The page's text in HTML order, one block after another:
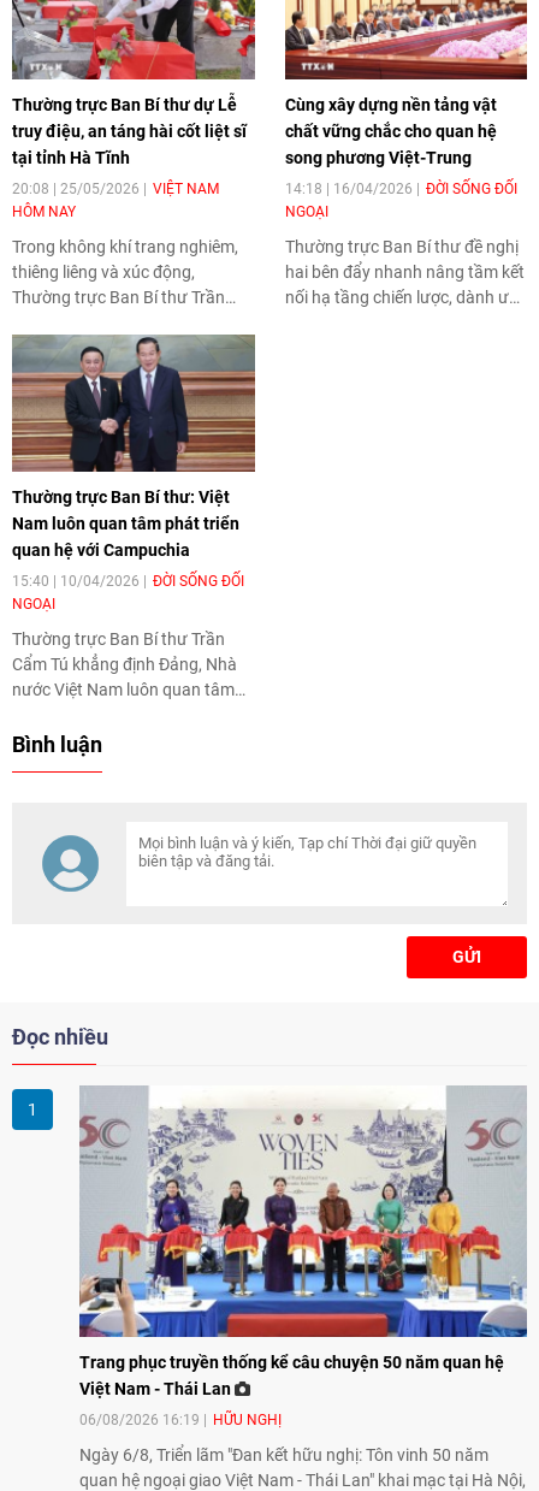
Thường trực Ban Bí thư dự Lễ
truy điệu, an táng hài cốt liệt sĩ
tại tỉnh Hà Tĩnh
20:08 | 25/05/2026
VIỆT NAM
HÔM NAY
Trong không khí trang nghiêm,
thiêng liêng và xúc động,
Thường trực Ban Bí thư Trần
kính dâng hoa, thắp hương và
kính cẩn nghiêng mình trước
anh linh các liệt sĩ.
Cùng xây dựng nền tảng vật
chất vững chắc cho quan hệ
song phương Việt-Trung
14:18 | 16/04/2026
ĐỜI SỐNG ĐỐI
NGOẠI
Thường trực Ban Bí thư đề nghị
hai bên đẩy nhanh nâng tầm kết
nối hạ tầng chiến lược, dành ưu
Thường trực Ban Bí thư: Việt
Nam luôn quan tâm phát triển
quan hệ với Campuchia
15:40 | 10/04/2026
ĐỜI SỐNG ĐỐI
NGOẠI
Thường trực Ban Bí thư Trần
Cẩm Tú khẳng định Đảng, Nhà
nước Việt Nam luôn quan tâm
Campuchia, ủng hộ mạnh mẽ
Bình luận
GỬI
Đọc nhiều
Trang phục truyền thống kể câu chuyện 50 năm quan hệ
Việt Nam - Thái Lan
06/08/2026 16:19 HỮU NGHỊ
Ngày 6/8, Triển lãm "Đan kết hữu nghị: Tôn vinh 50 năm
quan hệ ngoại giao Việt Nam - Thái Lan" khai mạc tại Hà Nội,